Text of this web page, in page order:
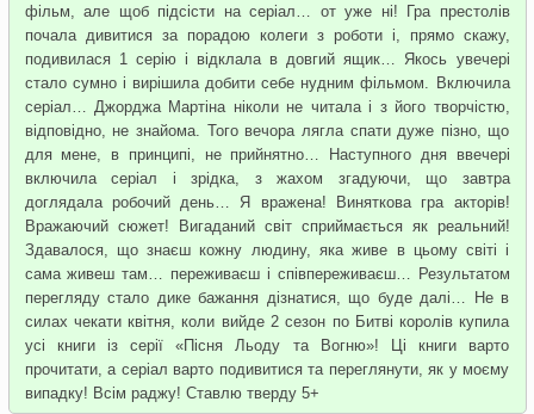
фільм, але щоб підсісти на серіал… от уже ні! Гра престолів
почала дивитися за порадою колеги з роботи і, прямо скажу,
подивилася 1 серію і відклала в довгий ящик… Якось увечері
стало сумно і вирішила добити себе нудним фільмом. Включила
серіал… Джорджа Мартіна ніколи не читала і з його творчістю,
відповідно, не знайома. Того вечора лягла спати дуже пізно, що
для мене, в принципі, не прийнятно… Наступного дня ввечері
включила серіал і зрідка, з жахом згадуючи, що завтра
доглядала робочий день… Я вражена! Виняткова гра акторів!
Вражаючий сюжет! Вигаданий світ сприймається як реальний!
Здавалося, що знаєш кожну людину, яка живе в цьому світі і
сама живеш там… переживаєш і співпереживаєш… Результатом
перегляду стало дике бажання дізнатися, що буде далі… Не в
силах чекати квітня, коли вийде 2 сезон по Битві королів купила
усі книги із серії «Пісня Льоду та Вогню»! Ці книги варто
прочитати, а серіал варто подивитися та переглянути, як у моєму
випадку! Всім раджу! Ставлю тверду 5+